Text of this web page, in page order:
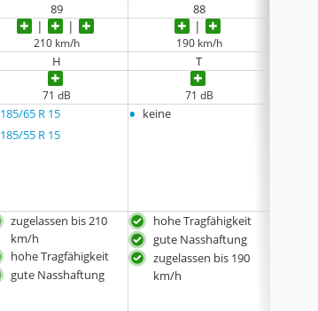
89
88
210 km/h 190 km/h
H
T
71 dB 71 dB
185/65 R 15
185/55 R 15
• keine
zugelassen bis 210
km/h
hohe Tragfähigkeit
gute Nasshaftung
hohe Tragfähigkeit
gute Nasshaftung
zugelassen bis 190
km/h